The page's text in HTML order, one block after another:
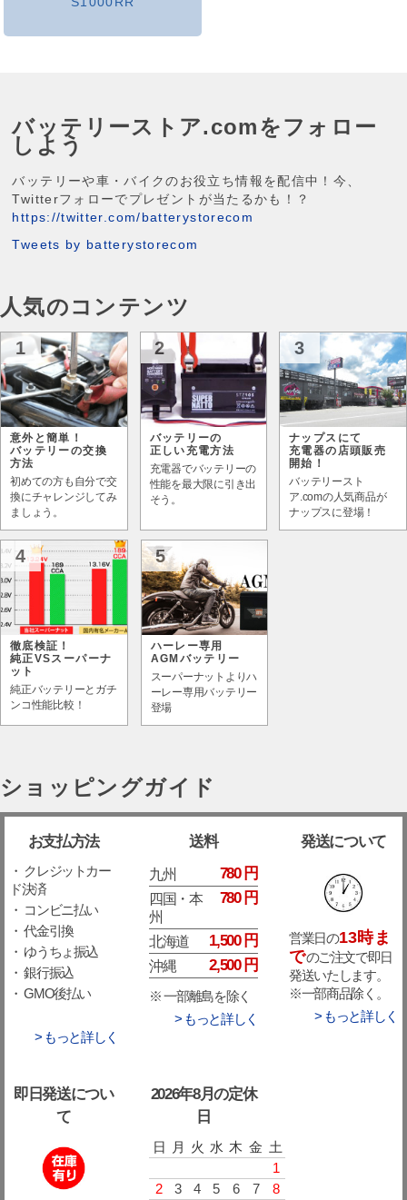
バッテリーストア.comをフォロー
しよう
バッテリーや車・バイクのお役立ち情報を配信中！今、
Twitterフォローでプレゼントが当たるかも！？
https://twitter.com/batterystorecom
Tweets by batterystorecom
人気のコンテンツ
1
意外と簡単！
バッテリーの交換
方法
初めての方も自分で交
換にチャレンジしてみ
ましょう。
2
バッテリーの
正しい充電方法
充電器でバッテリーの
性能を最大限に引き出
そう。
3
ナップスにて
充電器の店頭販売
開始！
バッテリースト
ア.comの人気商品が
ナップスに登場！
4
徹底検証！
純正VSスーパーナ
ット
純正バッテリーとガチ
ンコ性能比較！
5
ハーレー専用
AGMバッテリー
スーパーナットよりハ
ーレー専用バッテリー
登場
ショッピングガイド
お支払方法
・ クレジットカー
ド決済
・ コンビニ払い
・ 代金引換
・ ゆうちょ振込
・ 銀行振込
・ GMO後払い
> もっと詳しく
送料
九州 780 円
四国・本
州
780 円
北海道 1,500 円
沖縄 2,500 円
※ 一部離島を除く
> もっと詳しく
発送について
営業日の13時ま
でのご注文で即日
発送いたします。
※一部商品除く。
> もっと詳しく
即日発送につい
て
2026年8月の定休
日
日 月 火 水 木 金 土
1
2
3 4 5 6 7
8